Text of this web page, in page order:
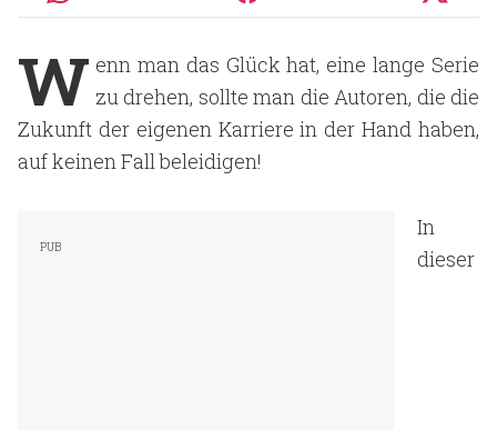
W enn man das Glück hat, eine lange Serie
zu drehen, sollte man die Autoren, die die
Zukunft der eigenen Karriere in der Hand haben,
auf keinen Fall beleidigen!
In
dieser